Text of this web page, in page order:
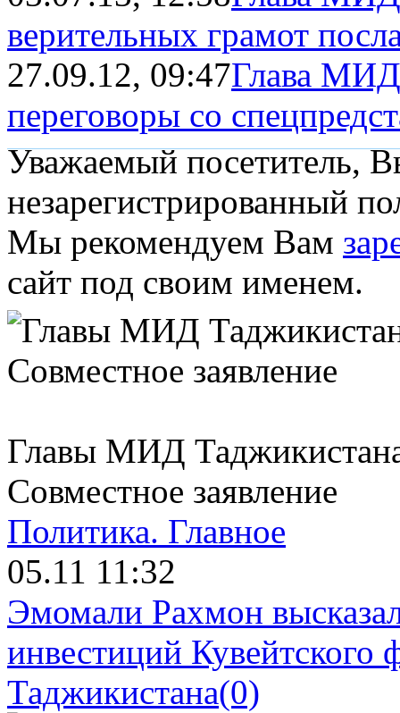
верительных грамот
27.09.12, 09:47Глава МИД
переговоры со
Уважаемый посетитель,
незарегистрированный
Мы рекомендуем Вам
сайт под своим именем.
Главы МИД
Совместное заявление
Политика. Главное
05.11 11:32
Эмомали Рахмон
инвестиций Кувейтского
Таджикистана(0)